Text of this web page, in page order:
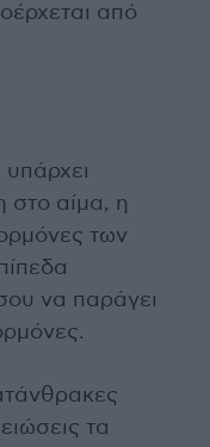
από
στο αίμα, η
των
να παράγει
τα